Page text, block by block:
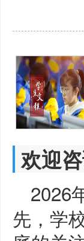
欢迎
2026
先，学